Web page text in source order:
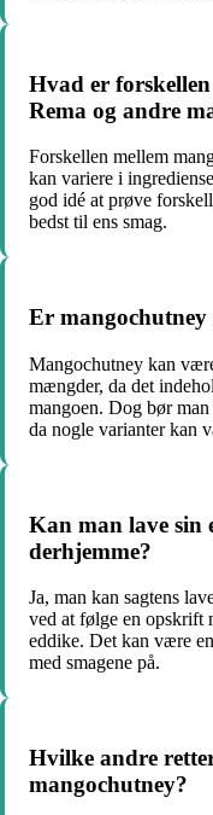
Hvad er
Rema og andre
Forskellen mellem
kan variere i
god idé at prøve
bedst til ens smag.
Er mangochutney
Mangochutney kan
mængder, da det
mangoen. Dog bør
da nogle varianter kan
Kan man lave sin
derhjemme?
Ja, man kan sagtens
ved at følge en opskrift
eddike. Det kan være
med smagene på.
Hvilke andre
mangochutney?